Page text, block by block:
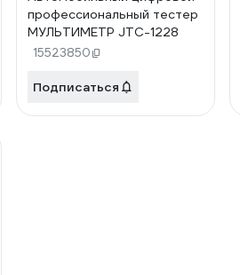
профессиональный тестер
МУЛЬТИМЕТР JTC-1228
15523850
Подписаться